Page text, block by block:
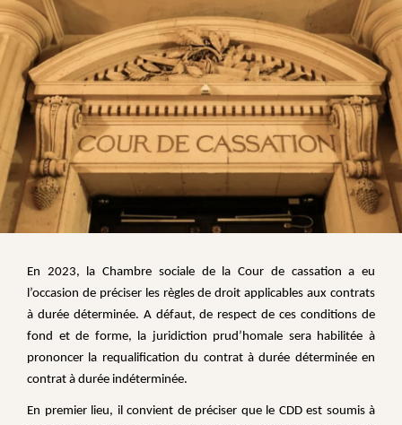
En 2023, la Chambre sociale de la Cour de cassation a eu
l’occasion de préciser les règles de droit applicables aux contrats
à durée déterminée. A défaut, de respect de ces conditions de
fond et de forme, la juridiction prud’homale sera habilitée à
prononcer la requalification du contrat à durée déterminée en
contrat à durée indéterminée.
En premier lieu, il convient de préciser que le CDD est soumis à